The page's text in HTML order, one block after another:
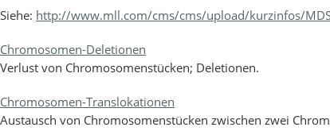
Siehe: http://www.mll.com/cms/cms/upload/kurzinfos/
Chromosomen-Deletionen
Verlust von Chromosomenstücken; Deletionen.
Chromosomen-Translokationen
Austausch von Chromosomenstücken zwischen zwei